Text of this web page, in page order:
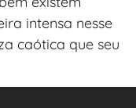
intensa nesse
caótica que seu